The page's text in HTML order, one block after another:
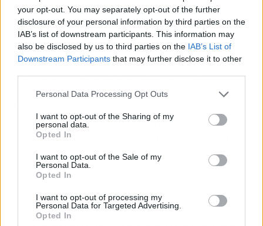
your opt-out. You may separately opt-out of the further
disclosure of your personal information by third parties on the
IAB’s list of downstream participants. This information may
also be disclosed by us to third parties on the IAB’s List of
Downstream Participants that may further disclose it to other
Personal Data Processing Opt Outs
I want to opt-out of the Sharing of my
personal data.
Opted In
I want to opt-out of the Sale of my
Personal Data.
Opted In
I want to opt-out of processing my
Personal Data for Targeted Advertising.
Opted In
A pesar de esto, si síntomas como fiebre
elevada, escalofríos, dolor de cabeza,tos,
congestión, fatiga, dolor de garganta y dolores
muscularesse hacen presentes, debes
mantenerte alerta y es mejor que realices una
consulta médica lo más pronto posible.
elevada se debe prestar máxima atención, ya
que este síntoma es un mecanismo de defensa
creado por el propio cuerpo para elevar la
temperatura y eliminar los microorganismos
dañinos. Por lo tanto, si hay fiebre, hay
infección.